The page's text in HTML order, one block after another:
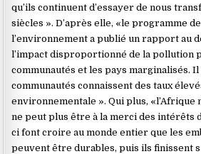
qu’ils continuent d’essayer de nous
siècles ». D’après elle, «le programme
l’environnement a publié un rapport au
l’impact disproportionné de la pollution
communautés et les pays marginalisés. Il
communautés connaissent des taux
environnementale ». Qui plus, «l’Afrique
ne peut plus être à la merci des intérêts
ci font croire au monde entier que les
peuvent être durables, puis ils finissent